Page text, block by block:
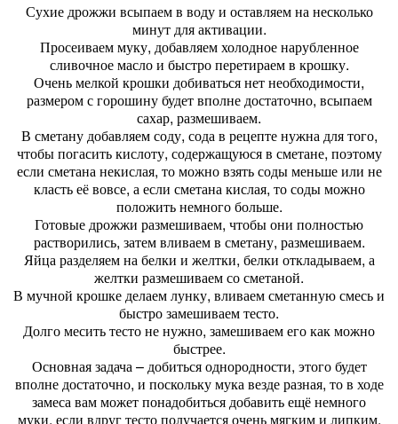
Сухие дрожжи всыпаем в воду и оставляем на несколько
минут для активации.
Просеиваем муку, добавляем холодное нарубленное
сливочное масло и быстро перетираем в крошку.
Очень мелкой крошки добиваться нет необходимости,
размером с горошину будет вполне достаточно, всыпаем
сахар, размешиваем.
В сметану добавляем соду, сода в рецепте нужна для того,
чтобы погасить кислоту, содержащуюся в сметане, поэтому
если сметана некислая, то можно взять соды меньше или не
класть её вовсе, а если сметана кислая, то соды можно
положить немного больше.
Готовые дрожжи размешиваем, чтобы они полностью
растворились, затем вливаем в сметану, размешиваем.
Яйца разделяем на белки и желтки, белки откладываем, а
желтки размешиваем со сметаной.
В мучной крошке делаем лунку, вливаем сметанную смесь и
быстро замешиваем тесто.
Долго месить тесто не нужно, замешиваем его как можно
быстрее.
Основная задача – добиться однородности, этого будет
вполне достаточно, и поскольку мука везде разная, то в ходе
замеса вам может понадобиться добавить ещё немного
муки, если вдруг тесто получается очень мягким и липким.